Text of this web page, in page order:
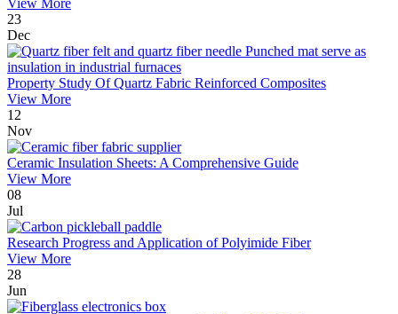
View More
23
Dec
Property Study Of Quartz Fabric Reinforced Composites
View More
12
Nov
Ceramic Insulation Sheets: A Comprehensive Guide
View More
08
Jul
Research Progress and Application of Polyimide Fiber
View More
28
Jun